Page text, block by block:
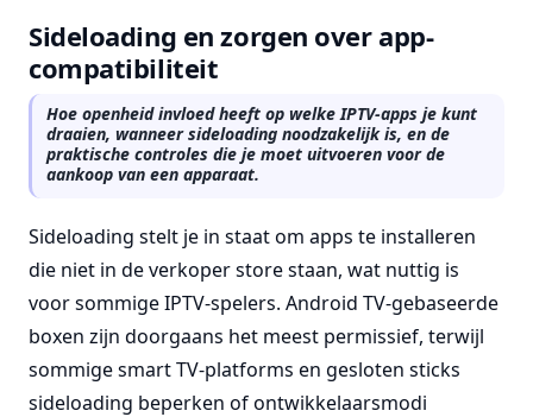
Sideloading en zorgen over app-
compatibiliteit
Hoe openheid invloed heeft op welke IPTV-apps je kunt
draaien, wanneer sideloading noodzakelijk is, en de
praktische controles die je moet uitvoeren voor de
aankoop van een apparaat.
Sideloading stelt je in staat om apps te installeren
die niet in de verkoper store staan, wat nuttig is
voor sommige IPTV-spelers. Android TV-gebaseerde
boxen zijn doorgaans het meest permissief, terwijl
sommige smart TV-platforms en gesloten sticks
sideloading beperken of ontwikkelaarsmodi